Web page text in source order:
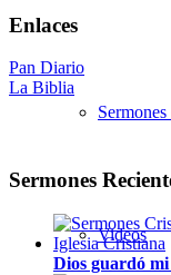
Videos
Enlaces
Pan Diario
La Biblia
Sermones
Dios guardó